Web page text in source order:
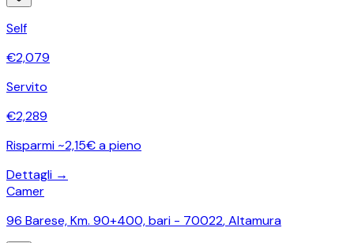
Self
€2,079
Servito
€2,289
Risparmi ~2,15€ a pieno
Dettagli →
Camer
96 Barese, Km. 90+400, bari - 70022,Altamura